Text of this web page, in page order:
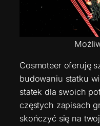
Cosmoteer oferuję
budowaniu statku
statek dla swoich
częstych zapisach
skończyć się na